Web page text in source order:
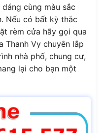
cùng màu sắc
Nếu có bất kỳ thắc
rèm cửa hãy gọi qua
Thanh Vy chuyên lắp
nhà phố, chung cư,
lại cho bạn một